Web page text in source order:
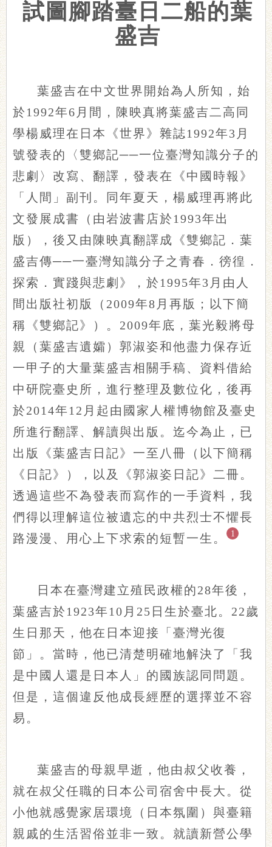
試圖腳踏臺日二船的葉
盛吉
葉盛吉在中文世界開始為人所知，始
於1992年6月間，陳映真將葉盛吉二高同
學楊威理在日本《世界》雜誌1992年3月
號發表的〈雙鄉記──一位臺灣知識分子的
悲劇〉改寫、翻譯，發表在《中國時報》
「人間」副刊。同年夏天，楊威理再將此
文發展成書（由岩波書店於1993年出
版），後又由陳映真翻譯成《雙鄉記．葉
盛吉傳──一臺灣知識分子之青春．徬徨．
探索．實踐與悲劇》，於1995年3月由人
間出版社初版（2009年8月再版；以下簡
稱《雙鄉記》）。2009年底，葉光毅將母
親（葉盛吉遺孀）郭淑姿和他盡力保存近
一甲子的大量葉盛吉相關手稿、資料借給
中研院臺史所，進行整理及數位化，後再
於2014年12月起由國家人權博物館及臺史
所進行翻譯、解讀與出版。迄今為止，已
出版《葉盛吉日記》一至八冊（以下簡稱
《日記》），以及《郭淑姿日記》二冊。
透過這些不為發表而寫作的一手資料，我
們得以理解這位被遺忘的中共烈士不懼長
路漫漫、用心上下求索的短暫一生。
1
日本在臺灣建立殖民政權的28年後，
葉盛吉於1923年10月25日生於臺北。22歲
生日那天，他在日本迎接「臺灣光復
節」。當時，他已清楚明確地解決了「我
是中國人還是日本人」的國族認同問題。
但是，這個違反他成長經歷的選擇並不容
易。
葉盛吉的母親早逝，他由叔父收養，
就在叔父任職的日本公司宿舍中長大。從
小他就感覺家居環境（日本氛圍）與臺籍
親戚的生活習俗並非一致。就讀新營公學